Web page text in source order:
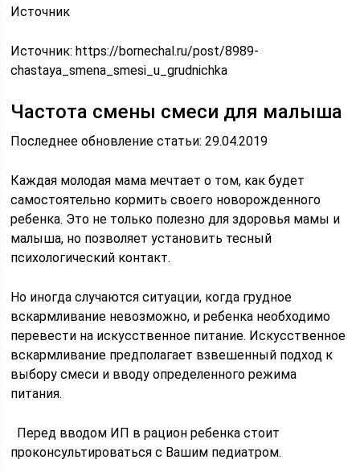
Источник
Источник:https://bornechal.ru/post/8989-
chastaya_smena_smesi_u_grudnichka
Частота смены смеси для малыша
Последнее обновление статьи: 29.04.2019
Каждая молодая мама мечтает о том, как будет
самостоятельно кормить своего новорожденного
ребенка. Это не только полезно для здоровья мамы и
малыша, но позволяет установить тесный
психологический контакт.
Но иногда случаются ситуации, когда грудное
вскармливание невозможно, и ребенка необходимо
перевести на искусственное питание. Искусственное
вскармливание предполагает взвешенный подход к
выбору смеси и вводу определенного режима
питания.
Перед вводом ИП в рацион ребенка стоит
проконсультироваться с Вашим педиатром.